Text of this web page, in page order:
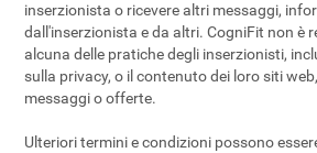
inserzionista o ricevere altri messaggi,
dall'inserzionista e da altri. CogniFit non è
alcuna delle pratiche degli inserzionisti,
sulla privacy, o il contenuto dei loro siti
messaggi o offerte.
Ulteriori termini e condizioni possono